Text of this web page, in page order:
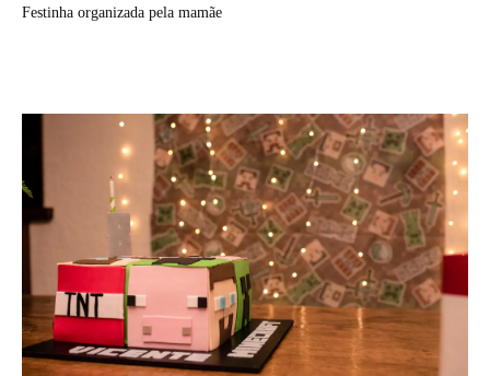
Festinha organizada pela mamãe